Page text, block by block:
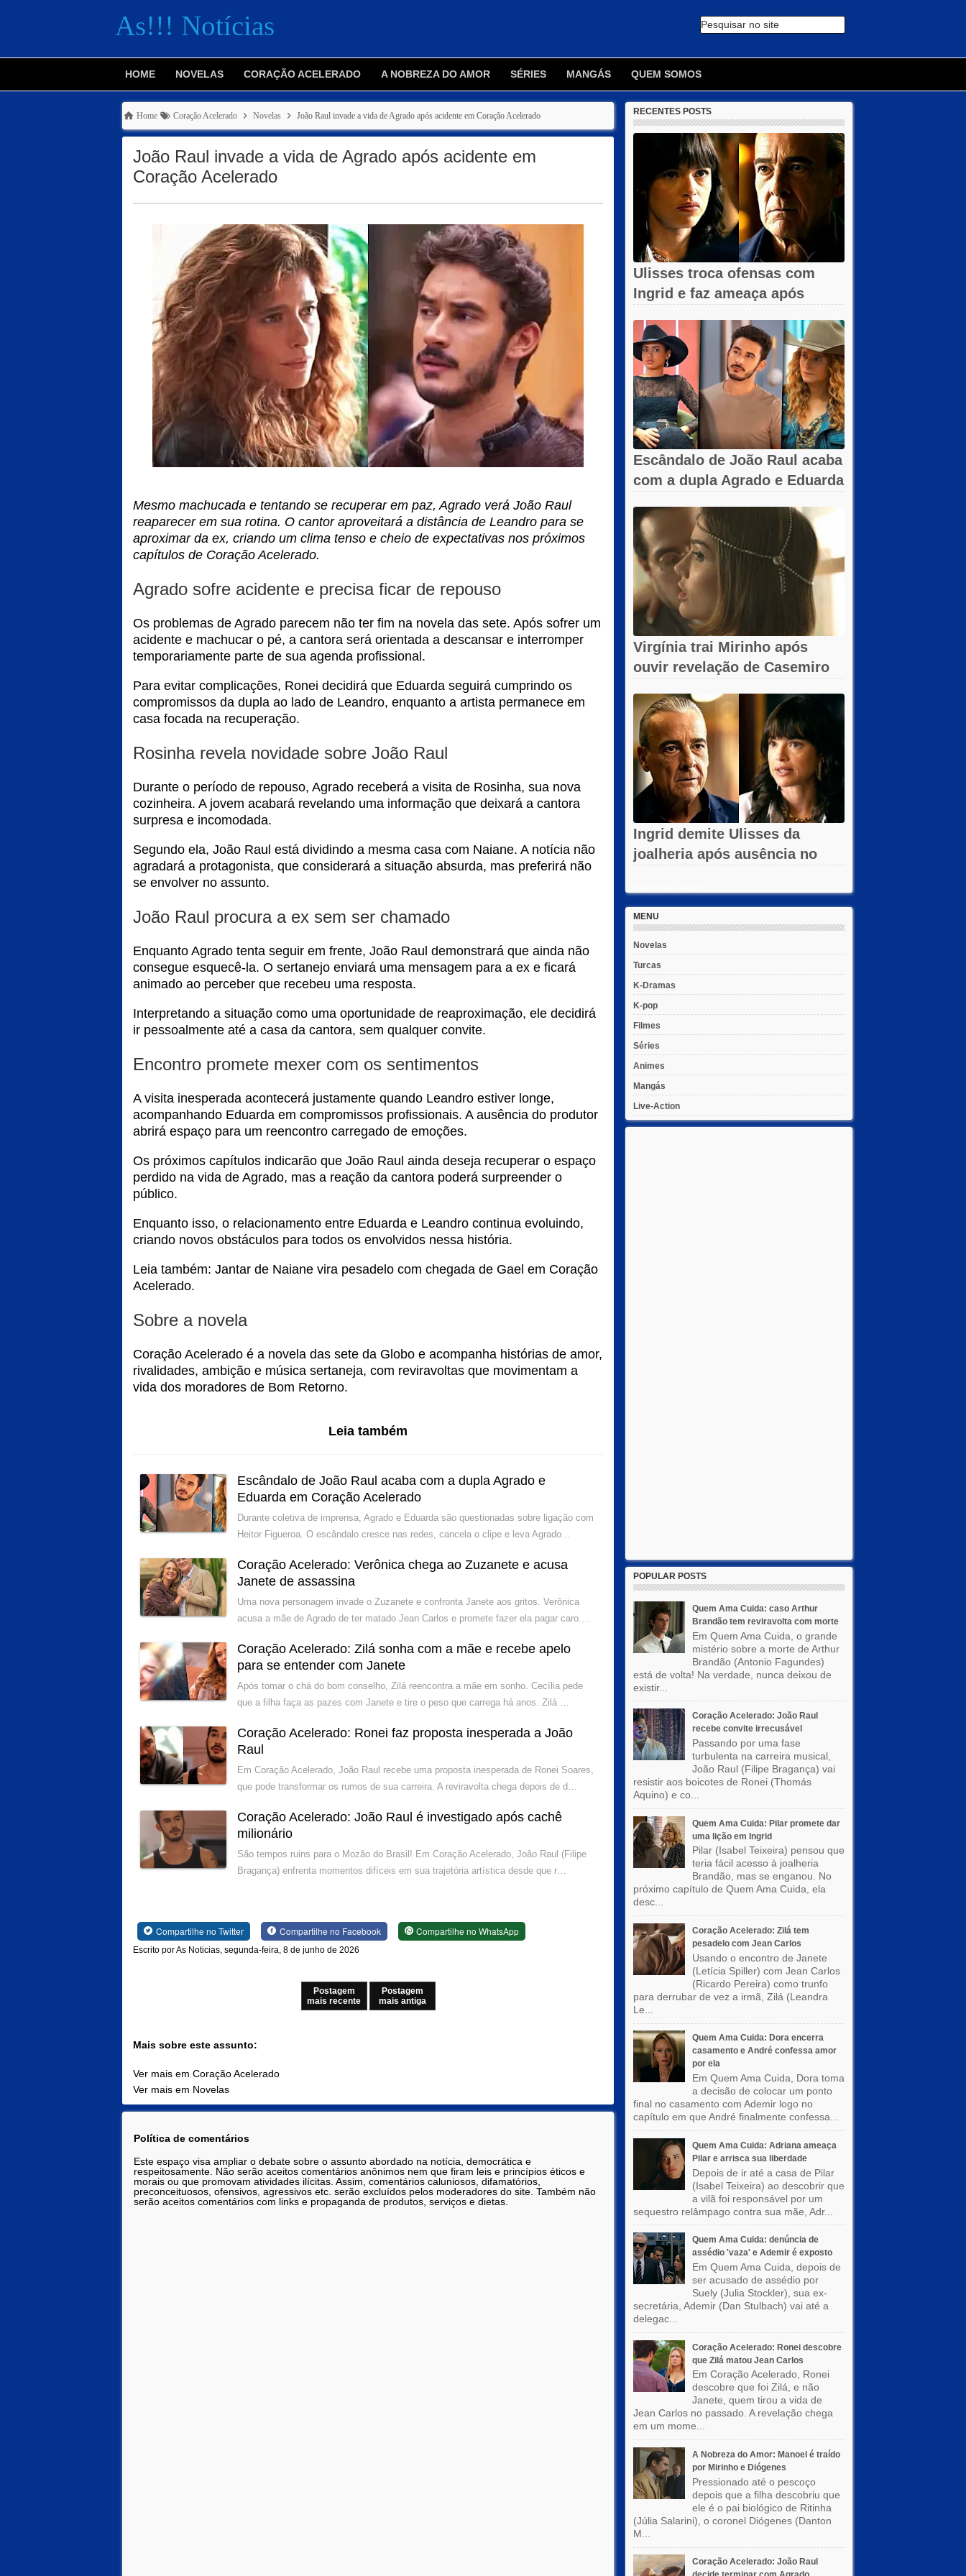
As!!! Notícias Pesquisar no site
HOME NOVELAS CORAÇÃO ACELERADO A NOBREZA DO AMOR SÉRIES MANGÁS QUEM SOMOS
Home Coração Acelerado Novelas João Raul invade a vida de Agrado após acidente em Coração Acelerado
João Raul invade a vida de Agrado após acidente em
Coração Acelerado
Mesmo machucada e tentando se recuperar em paz, Agrado verá João Raul
reaparecer em sua rotina. O cantor aproveitará a distância de Leandro para se
aproximar da ex, criando um clima tenso e cheio de expectativas nos próximos
capítulos de Coração Acelerado.
Agrado sofre acidente e precisa ficar de repouso
Os problemas de Agrado parecem não ter fim na novela das sete. Após sofrer um
acidente e machucar o pé, a cantora será orientada a descansar e interromper
temporariamente parte de sua agenda profissional.
Para evitar complicações, Ronei decidirá que Eduarda seguirá cumprindo os
compromissos da dupla ao lado de Leandro, enquanto a artista permanece em
casa focada na recuperação.
Rosinha revela novidade sobre João Raul
Durante o período de repouso, Agrado receberá a visita de Rosinha, sua nova
cozinheira. A jovem acabará revelando uma informação que deixará a cantora
surpresa e incomodada.
Segundo ela, João Raul está dividindo a mesma casa com Naiane. A notícia não
agradará a protagonista, que considerará a situação absurda, mas preferirá não
se envolver no assunto.
João Raul procura a ex sem ser chamado
Enquanto Agrado tenta seguir em frente, João Raul demonstrará que ainda não
consegue esquecê-la. O sertanejo enviará uma mensagem para a ex e ficará
animado ao perceber que recebeu uma resposta.
Interpretando a situação como uma oportunidade de reaproximação, ele decidirá
ir pessoalmente até a casa da cantora, sem qualquer convite.
Encontro promete mexer com os sentimentos
A visita inesperada acontecerá justamente quando Leandro estiver longe,
acompanhando Eduarda em compromissos profissionais. A ausência do produtor
abrirá espaço para um reencontro carregado de emoções.
Os próximos capítulos indicarão que João Raul ainda deseja recuperar o espaço
perdido na vida de Agrado, mas a reação da cantora poderá surpreender o
público.
Enquanto isso, o relacionamento entre Eduarda e Leandro continua evoluindo,
criando novos obstáculos para todos os envolvidos nessa história.
Leia também: Jantar de Naiane vira pesadelo com chegada de Gael em Coração
Acelerado.
Sobre a novela
Coração Acelerado é a novela das sete da Globo e acompanha histórias de amor,
rivalidades, ambição e música sertaneja, com reviravoltas que movimentam a
vida dos moradores de Bom Retorno.
Leia também
Escândalo de João Raul acaba com a dupla Agrado e
Eduarda em Coração Acelerado
Durante coletiva de imprensa, Agrado e Eduarda são questionadas sobre ligação com
Heitor Figueroa. O escândalo cresce nas redes, cancela o clipe e leva Agrado…
Coração Acelerado: Verônica chega ao Zuzanete e acusa
Janete de assassina
Uma nova personagem invade o Zuzanete e confronta Janete aos gritos. Verônica
acusa a mãe de Agrado de ter matado Jean Carlos e promete fazer ela pagar caro.…
Coração Acelerado: Zilá sonha com a mãe e recebe apelo
para se entender com Janete
Após tomar o chá do bom conselho, Zilá reencontra a mãe em sonho. Cecília pede
que a filha faça as pazes com Janete e tire o peso que carrega há anos. Zilá …
Coração Acelerado: Ronei faz proposta inesperada a João
Raul
Em Coração Acelerado, João Raul recebe uma proposta inesperada de Ronei Soares,
que pode transformar os rumos de sua carreira. A reviravolta chega depois de d…
Coração Acelerado: João Raul é investigado após cachê
milionário
São tempos ruins para o Mozão do Brasil! Em Coração Acelerado, João Raul (Filipe
Bragança) enfrenta momentos difíceis em sua trajetória artística desde que r…
Compartilhe no Twitter Compartilhe no Facebook Compartilhe no WhatsApp
Escrito por As Noticias, segunda-feira, 8 de junho de 2026
Postagem
mais recente
Postagem
mais antiga
Mais sobre este assunto:
Ver mais em Coração Acelerado
Ver mais em Novelas
Política de comentários
Este espaço visa ampliar o debate sobre o assunto abordado na notícia, democrática e
respeitosamente. Não serão aceitos comentários anônimos nem que firam leis e princípios éticos e
morais ou que promovam atividades ilícitas. Assim, comentários caluniosos, difamatórios,
preconceituosos, ofensivos, agressivos etc. serão excluídos pelos moderadores do site. Também não
serão aceitos comentários com links e propaganda de produtos, serviços e dietas.
RECENTES POSTS
Ulisses troca ofensas com
Ingrid e faz ameaça após
Escândalo de João Raul acaba
com a dupla Agrado e Eduarda
Virgínia trai Mirinho após
ouvir revelação de Casemiro
Ingrid demite Ulisses da
joalheria após ausência no
MENU
Novelas
Turcas
K-Dramas
K-pop
Filmes
Séries
Animes
Mangás
Live-Action
POPULAR POSTS
Quem Ama Cuida: caso Arthur
Brandão tem reviravolta com morte
Em Quem Ama Cuida, o grande
mistério sobre a morte de Arthur
Brandão (Antonio Fagundes)
está de volta! Na verdade, nunca deixou de
existir...
Coração Acelerado: João Raul
recebe convite irrecusável
Passando por uma fase
turbulenta na carreira musical,
João Raul (Filipe Bragança) vai
resistir aos boicotes de Ronei (Thomás
Aquino) e co...
Quem Ama Cuida: Pilar promete dar
uma lição em Ingrid
Pilar (Isabel Teixeira) pensou que
teria fácil acesso à joalheria
Brandão, mas se enganou. No
próximo capítulo de Quem Ama Cuida, ela
desc...
Coração Acelerado: Zilá tem
pesadelo com Jean Carlos
Usando o encontro de Janete
(Letícia Spiller) com Jean Carlos
(Ricardo Pereira) como trunfo
para derrubar de vez a irmã, Zilá (Leandra
Le...
Quem Ama Cuida: Dora encerra
casamento e André confessa amor
por ela
Em Quem Ama Cuida, Dora toma
a decisão de colocar um ponto
final no casamento com Ademir logo no
capítulo em que André finalmente confessa...
Quem Ama Cuida: Adriana ameaça
Pilar e arrisca sua liberdade
Depois de ir até a casa de Pilar
(Isabel Teixeira) ao descobrir que
a vilã foi responsável por um
sequestro relâmpago contra sua mãe, Adr...
Quem Ama Cuida: denúncia de
assédio 'vaza' e Ademir é exposto
Em Quem Ama Cuida, depois de
ser acusado de assédio por
Suely (Julia Stockler), sua ex-
secretária, Ademir (Dan Stulbach) vai até a
delegac...
Coração Acelerado: Ronei descobre
que Zilá matou Jean Carlos
Em Coração Acelerado, Ronei
descobre que foi Zilá, e não
Janete, quem tirou a vida de
Jean Carlos no passado. A revelação chega
em um mome...
A Nobreza do Amor: Manoel é traído
por Mirinho e Diógenes
Pressionado até o pescoço
depois que a filha descobriu que
ele é o pai biológico de Ritinha
(Júlia Salarini), o coronel Diógenes (Danton
M...
Coração Acelerado: João Raul